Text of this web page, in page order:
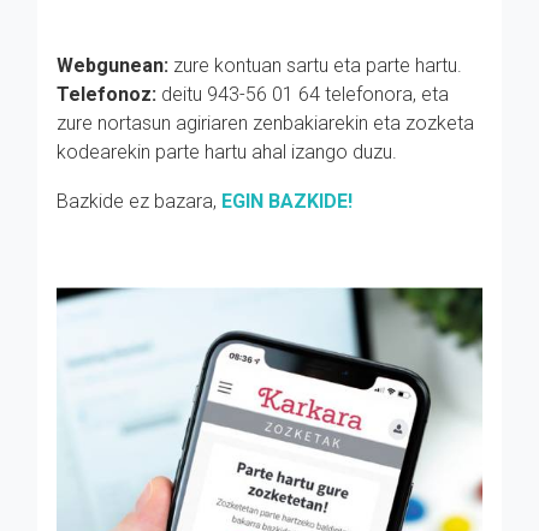
Webgunean: zure kontuan sartu eta parte hartu.
Telefonoz: deitu 943-56 01 64 telefonora, eta
zure nortasun agiriaren zenbakiarekin eta zozketa
kodearekin parte hartu ahal izango duzu.
Bazkide ez bazara, EGIN BAZKIDE!